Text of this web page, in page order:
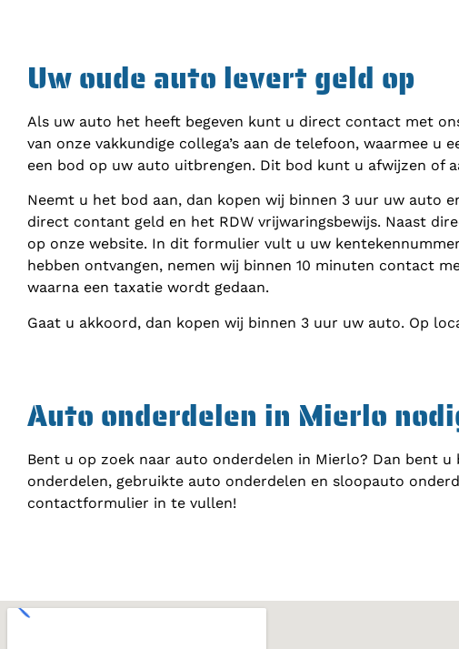
Uw oude auto levert geld op
Als uw auto het heeft begeven kunt u direct contact met
van onze vakkundige collega’s aan de telefoon, waarmee
een bod op uw auto uitbrengen. Dit bod kunt u afwijzen of
Neemt u het bod aan, dan kopen wij binnen 3 uur uw auto
direct contant geld en het RDW vrijwaringsbewijs. Naast
op onze website. In dit formulier vult u uw
hebben ontvangen, nemen wij binnen 10 minuten contact
waarna een taxatie wordt gedaan.
Gaat u akkoord, dan kopen wij binnen 3 uur uw auto. Op
Auto onderdelen in Mierlo
Bent u op zoek naar auto onderdelen in Mierlo? Dan bent
onderdelen, gebruikte auto onderdelen en sloopauto
contactformulier in te vullen!